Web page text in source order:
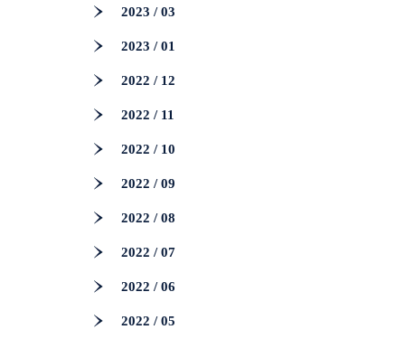
2023 / 03
2023 / 01
2022 / 12
2022 / 11
2022 / 10
2022 / 09
2022 / 08
2022 / 07
2022 / 06
2022 / 05